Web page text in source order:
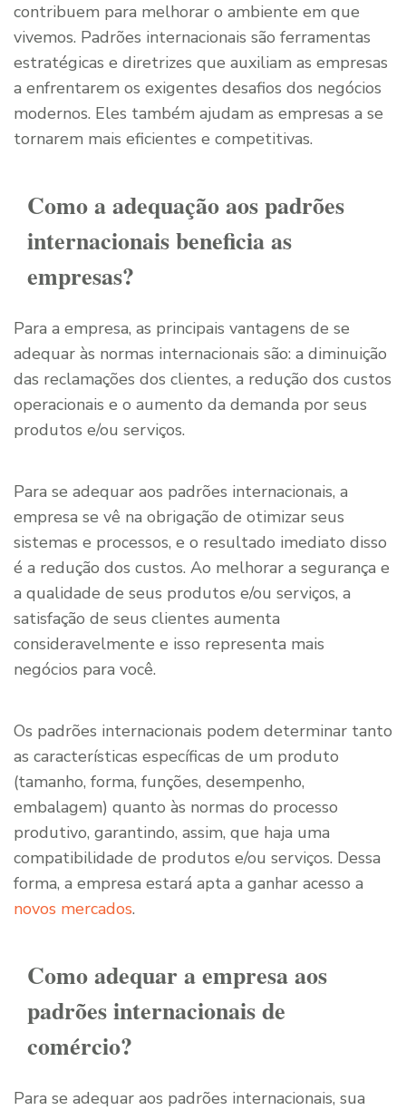
contribuem para melhorar o ambiente em que
vivemos. Padrões internacionais são ferramentas
estratégicas e diretrizes que auxiliam as empresas
a enfrentarem os exigentes desafios dos negócios
modernos. Eles também ajudam as empresas a se
tornarem mais eficientes e competitivas.
Como a adequação aos padrões
internacionais beneficia as
empresas?
Para a empresa, as principais vantagens de se
adequar às normas internacionais são: a diminuição
das reclamações dos clientes, a redução dos custos
operacionais e o aumento da demanda por seus
produtos e/ou serviços.
Para se adequar aos padrões internacionais, a
empresa se vê na obrigação de otimizar seus
sistemas e processos, e o resultado imediato disso
é a redução dos custos. Ao melhorar a segurança e
a qualidade de seus produtos e/ou serviços, a
satisfação de seus clientes aumenta
consideravelmente e isso representa mais
negócios para você.
Os padrões internacionais podem determinar tanto
as características específicas de um produto
(tamanho, forma, funções, desempenho,
embalagem) quanto às normas do processo
produtivo, garantindo, assim, que haja uma
compatibilidade de produtos e/ou serviços. Dessa
forma, a empresa estará apta a ganhar acesso a
novos mercados.
Como adequar a empresa aos
padrões internacionais de
comércio?
Para se adequar aos padrões internacionais, sua